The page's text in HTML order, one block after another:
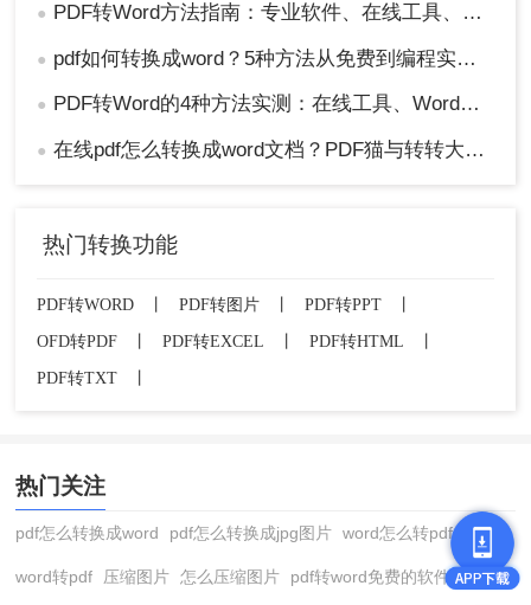
● PDF转Word方法指南：专业软件、在线工具、Word内置与改后缀名4种方案对比！
● pdf如何转换成word？5种方法从免费到编程实测对比！
● PDF转Word的4种方法实测：在线工具、Word、Adobe与开源软件对比！！
● 在线pdf怎么转换成word文档？PDF猫与转转大师2种在线工具使用指南与功能对比！
热门转换功能
PDF转WORD PDF转图片 PDF转PPT
OFD转PDF
PDF转EXCEL PDF转HTML
PDF转TXT
热门关注
pdf怎么转换成word pdf怎么转换成jpg图片 word怎么转pdf
word转pdf 压缩图片 怎么压缩图片 pdf转word免费的软件